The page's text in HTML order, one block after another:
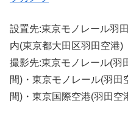
設置先:東京モノレール羽
内(東京都大田区羽田空港)
撮影先:東京モノレール(羽
間)・東京モノレール(羽田
間)・東京国際空港(羽田空